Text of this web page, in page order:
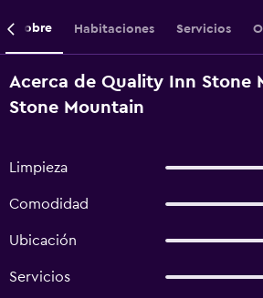
Sobre Habitaciones Servicios
Acerca de Quality Inn Stone
Stone Mountain
Limpieza
Comodidad
Ubicación
Servicios